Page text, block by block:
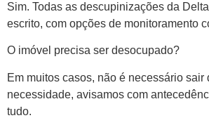
Sim. Todas as descupinizações da
escrito, com opções de monitoramento
O imóvel precisa ser desocupado?
Em muitos casos, não é necessário sair
necessidade, avisamos com
tudo.